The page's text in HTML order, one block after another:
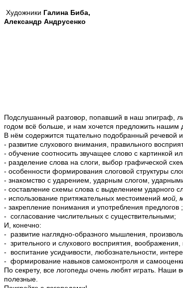
Художники Галина Биба,
Александр Андрусенко
Подслушанный разговор, попавший в наш эпиграф,
годом всё больше, и нам хочется предложить нашим
В нём содержится тщательно подобранный речевой
- развитие слухового внимания, правильного
- обучение соотносить звучащее слово с картинкой
- разделение слова на слоги, выбор графической
- особенности формирования слоговой структуры
- знакомство с ударением, ударным слогом,
- составление схемы слова с выделением ударного
- использование притяжательных местоимений мой,
- закрепление понимания и употребления предлогов ;
- согласование числительных с существительными;
И, конечно:
- развитие наглядно-образного мышления,
- зрительного и слухового восприятия,
- воспитание усидчивости, любознательности,
- формирование навыков самоконтроля и
По секрету, все логопеды очень любят играть. Наши
полезные.